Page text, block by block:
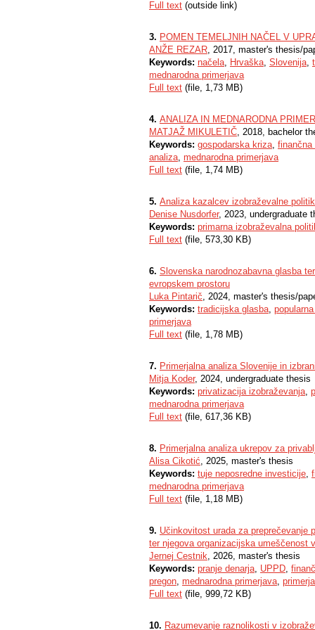
Full text (outside link)
3. POMEN TEMELJNIH NAČEL V
ANŽE REZAR, 2017, master's thesis/
Keywords: načela, Hrvaška, Slovenija,
mednarodna primerjava
Full text (file, 1,73 MB)
4. ANALIZA IN MEDNARODNA
MATJAŽ MIKULETIČ, 2018, bachelor
Keywords: gospodarska kriza, finančna
analiza, mednarodna primerjava
Full text (file, 1,74 MB)
5. Analiza kazalcev izobraževalne
Denise Nusdorfer, 2023, undergraduate
Keywords: primarna izobraževalna
Full text (file, 573,30 KB)
6. Slovenska narodnozabavna glasba
evropskem prostoru
Luka Pintarič, 2024, master's thesis/
Keywords: tradicijska glasba,
primerjava
Full text (file, 1,78 MB)
7. Primerjalna analiza Slovenije in
Mitja Koder, 2024, undergraduate thesis
Keywords: privatizacija izobraževanja,
mednarodna primerjava
Full text (file, 617,36 KB)
8. Primerjalna analiza ukrepov za
Alisa Cikotić, 2025, master's thesis
Keywords: tuje neposredne investicije,
mednarodna primerjava
Full text (file, 1,18 MB)
9. Učinkovitost urada za preprečevanje
ter njegova organizacijska umeščenost
Jernej Cestnik, 2026, master's thesis
Keywords: pranje denarja, UPPD,
pregon, mednarodna primerjava,
Full text (file, 999,72 KB)
10. Razumevanje raznolikosti v